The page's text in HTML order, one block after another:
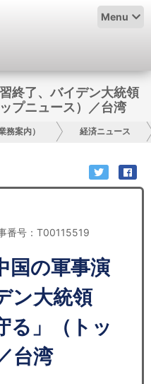
Menu
終了、バイデン大統領
プニュース）／台湾
務案内） 経済ニュース
番号：T00115519
国の軍事演
ン大統領
る」（トッ
台湾